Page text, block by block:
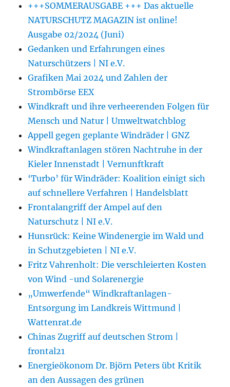
+++SOMMERAUSGABE +++ Das aktuelle
NATURSCHUTZ MAGAZIN ist online!
Ausgabe 02/2024 (Juni)
Gedanken und Erfahrungen eines
Naturschützers | NI e.V.
Grafiken Mai 2024 und Zahlen der
Strombörse EEX
Windkraft und ihre verheerenden Folgen für
Mensch und Natur | Umweltwatchblog
Appell gegen geplante Windräder | GNZ
Windkraftanlagen stören Nachtruhe in der
Kieler Innenstadt | Vernunftkraft
‘Turbo’ für Windräder: Koalition einigt sich
auf schnellere Verfahren | Handelsblatt
Frontalangriff der Ampel auf den
Naturschutz | NI e.V.
Hunsrück: Keine Windenergie im Wald und
in Schutzgebieten | NI e.V.
Fritz Vahrenholt: Die verschleierten Kosten
von Wind -und Solarenergie
„Umwerfende“ Windkraftanlagen-
Entsorgung im Landkreis Wittmund |
Wattenrat.de
Chinas Zugriff auf deutschen Strom |
frontal21
Energieökonom Dr. Björn Peters übt Kritik
an den Aussagen des grünen